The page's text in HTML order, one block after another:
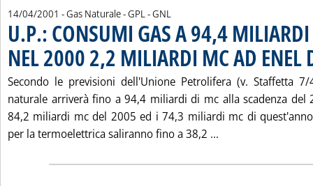
14/04/2001 - Gas Naturale - GPL - GNL
U.P.: CONSUMI GAS A 94,4
NEL 2000 2,2 MILIARDI MC AD ENEL
Secondo le previsioni dell'Unione Petrolifera (v. Staffetta
naturale arriverà fino a 94,4 miliardi di mc alla scadenza del
84,2 miliardi mc del 2005 ed i 74,3 miliardi mc di
per la termoelettrica saliranno fino a 38,2 ...